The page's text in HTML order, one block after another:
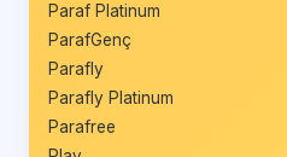
Paraf Platinum
ParafGenç
Parafly
Parafly Platinum
Parafree